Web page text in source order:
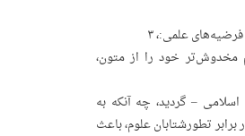
خود را از متون،
– گردید، چه‌ آنکه‌ به‌
تطورشتابان‌ علوم، باعث‌